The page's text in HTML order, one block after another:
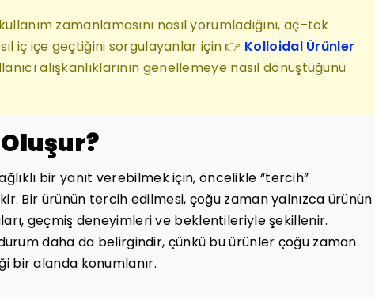
zamanlamasını nasıl yorumladığını, aç–tok
iç içe geçtiğini sorgulayanlar için 👉 Kolloidal Ürünler
alışkanlıklarının genellemeye nasıl dönüştüğünü
bir yanıt verebilmek için, öncelikle “tercih”
Bir ürünün tercih edilmesi, çoğu zaman yalnızca ürünün
geçmiş deneyimleri ve beklentileriyle şekillenir.
daha da belirgindir, çünkü bu ürünler çoğu zaman
bir alanda konumlanır.